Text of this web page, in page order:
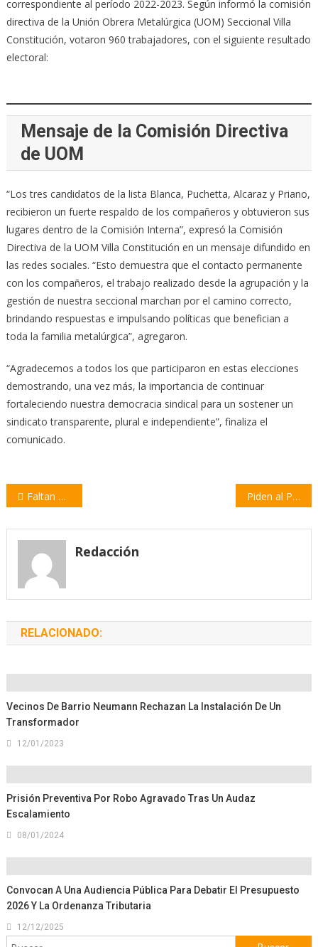
correspondiente al período 2022-2023. Según informó la comisión
directiva de la Unión Obrera Metalúrgica (UOM) Seccional Villa
Constitución, votaron 960 trabajadores, con el siguiente resultado
electoral:
Mensaje de la Comisión Directiva
de UOM
“Los tres candidatos de la lista Blanca, Puchetta, Alcaraz y Priano,
recibieron un fuerte respaldo de los compañeros y obtuvieron sus
lugares dentro de la Comisión Interna”, expresó la Comisión
Directiva de la UOM Villa Constitución en un mensaje difundido en
las redes sociales. “Esto demuestra que el contacto permanente
con los compañeros, el trabajo realizado desde la agrupación y la
gestión de nuestra seccional marchan por el camino correcto,
brindando respuestas e impulsando políticas que benefician a
toda la familia metalúrgica”, agregaron.
“Agradecemos a todos los que participaron en estas elecciones
demostrando, una vez más, la importancia de continuar
fortaleciendo nuestra democracia sindical para un sostener un
sindicato transparente, plural e independiente”, finaliza el
comunicado.
Navegación
entradas
Faltan pocos días para la Colecta Nacional de Cáritas Piden al Presidente que desplace a Sain del Ministerio de Seguridad de la Nación
Redacción
RELACIONADO:
Vecinos De Barrio Neumann Rechazan La Instalación De Un
Transformador
12/01/2023
Prisión Preventiva Por Robo Agravado Tras Un Audaz
Escalamiento
08/01/2024
Convocan A Una Audiencia Pública Para Debatir El Presupuesto
2026 Y La Ordenanza Tributaria
12/12/2025
Buscar: